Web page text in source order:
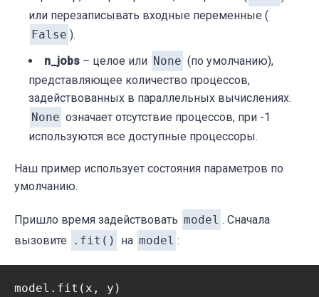
или перезаписывать входные переменные (
False ).
n_jobs – целое или None (по умолчанию),
представляющее количество процессов,
задействованных в параллельных вычислениях.
None означает отсутствие процессов, при -1
используются все доступные процессоры.
Наш пример использует состояния параметров по
умолчанию.
Пришло время задействовать model . Сначала
вызовите
.fit() на model :